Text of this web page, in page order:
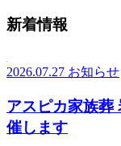
新着情報
2026.07.27 お知らせ
アスピカ家族
催します